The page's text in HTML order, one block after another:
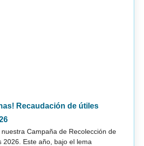
Recaudación de útiles
Campaña de Recolección de
2026. Este año, bajo el lema